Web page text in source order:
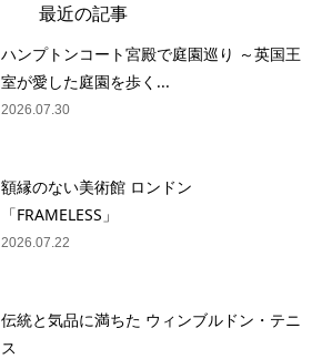
最近の記事
ハンプトンコート宮殿で庭園巡り ～英国王
室が愛した庭園を歩く...
2026.07.30
額縁のない美術館 ロンドン
「FRAMELESS」
2026.07.22
伝統と気品に満ちた ウィンブルドン・テニ
ス